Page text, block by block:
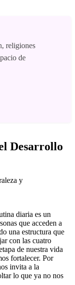
religiones
de
Desarrollo
diaria es un
que acceden a
una estructura que
con las cuatro
de nuestra vida
fortalecer. Por
invita a la
lo que ya no nos